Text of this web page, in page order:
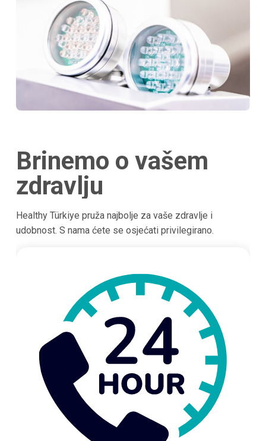
Brinemo o vašem
zdravlju
Healthy Türkiye pruža najbolje za vaše zdravlje i
udobnost. S nama ćete se osjećati privilegirano.